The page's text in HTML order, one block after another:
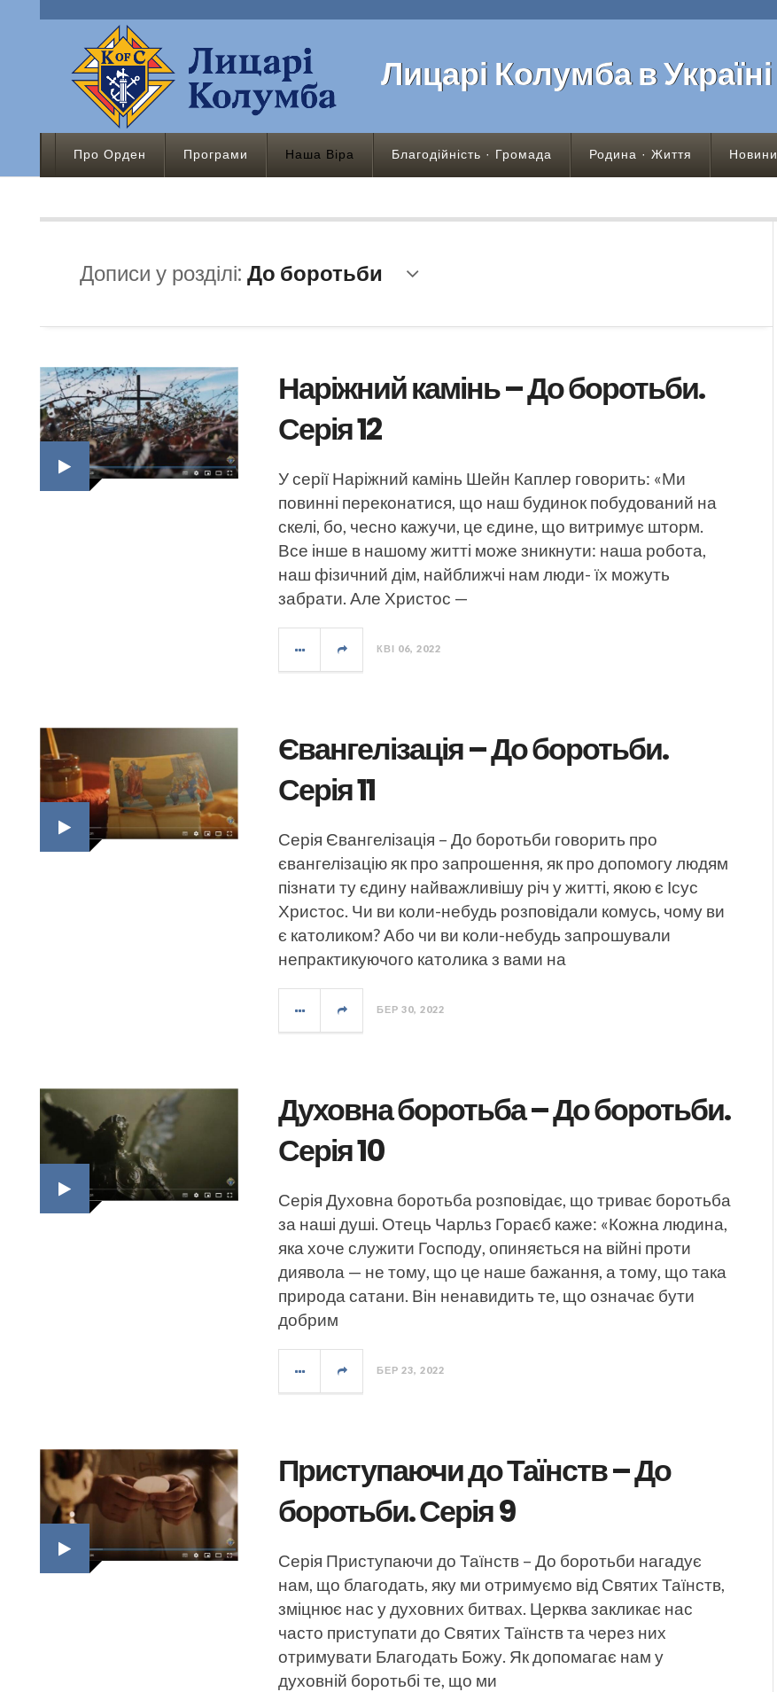
Лицарі Колумба в Україні
Про Орден Програми Наша Віра Благодійність · Громада Родина · Життя Новини
Дописи у розділі: До боротьби
Наріжний камінь – До боротьби.
Серія 12
У серії Наріжний камінь Шейн Каплер говорить: «Ми
повинні переконатися, що наш будинок побудований на
скелі, бо, чесно кажучи, це єдине, що витримує шторм.
Все інше в нашому житті може зникнути: наша робота,
наш фізичний дім, найближчі нам люди- їх можуть
забрати. Але Христос —
КВІ 06, 2022
Євангелізація – До боротьби.
Серія 11
Серія Євангелізація – До боротьби говорить про
євангелізацію як про запрошення, як про допомогу людям
пізнати ту єдину найважливішу річ у житті, якою є Ісус
Христос. Чи ви коли-небудь розповідали комусь, чому ви
є католиком? Або чи ви коли-небудь запрошували
непрактикуючого католика з вами на
БЕР 30, 2022
Духовна боротьба – До боротьби.
Серія 10
Серія Духовна боротьба розповідає, що триває боротьба
за наші душі. Отець Чарльз Гораєб каже: «Кожна людина,
яка хоче служити Господу, опиняється на війні проти
диявола — не тому, що це наше бажання, а тому, що така
природа сатани. Він ненавидить те, що означає бути
добрим
БЕР 23, 2022
Приступаючи до Таїнств – До
боротьби. Серія 9
Серія Приступаючи до Таїнств – До боротьби нагадує
нам, що благодать, яку ми отримуємо від Святих Таїнств,
зміцнює нас у духовних битвах. Церква закликає нас
часто приступати до Святих Таїнств та через них
отримувати Благодать Божу. Як допомагає нам у
духовній боротьбі те, що ми